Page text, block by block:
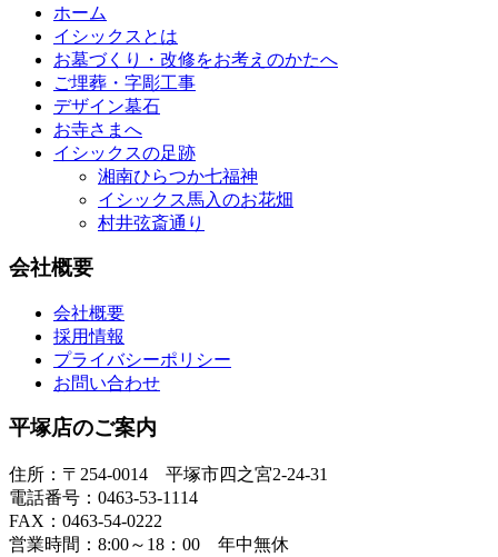
ホーム
イシックスとは
お墓づくり・改修をお考えのかたへ
ご埋葬・字彫工事
デザイン墓石
お寺さまへ
イシックスの足跡
湘南ひらつか七福神
イシックス馬入のお花畑
村井弦斎通り
会社概要
会社概要
採用情報
プライバシーポリシー
お問い合わせ
平塚店のご案内
住所：〒254-0014 平塚市四之宮2-24-31
電話番号：0463-53-1114
FAX：0463-54-0222
営業時間：8:00～18：00 年中無休